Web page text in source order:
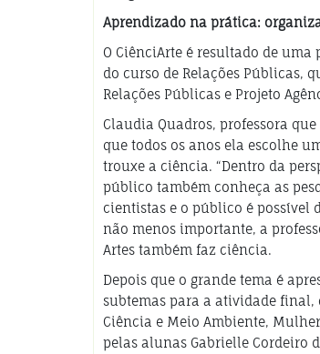
Aprendizado na prática:
O CiênciArte é resultado de
do curso de Relações Públicas,
Relações Públicas e Projeto
Claudia Quadros, professora
que todos os anos ela escolhe
trouxe a ciência. “Dentro da
público também conheça as
cientistas e o público é possível
não menos importante, a
Artes também faz ciência.
Depois que o grande tema é
subtemas para a atividade final,
Ciência e Meio Ambiente,
pelas alunas Gabrielle Cordeiro